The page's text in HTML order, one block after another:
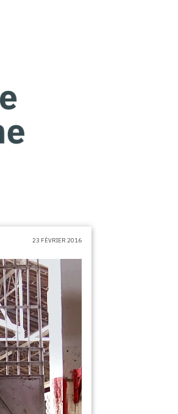
23 FÉVRIER 2016